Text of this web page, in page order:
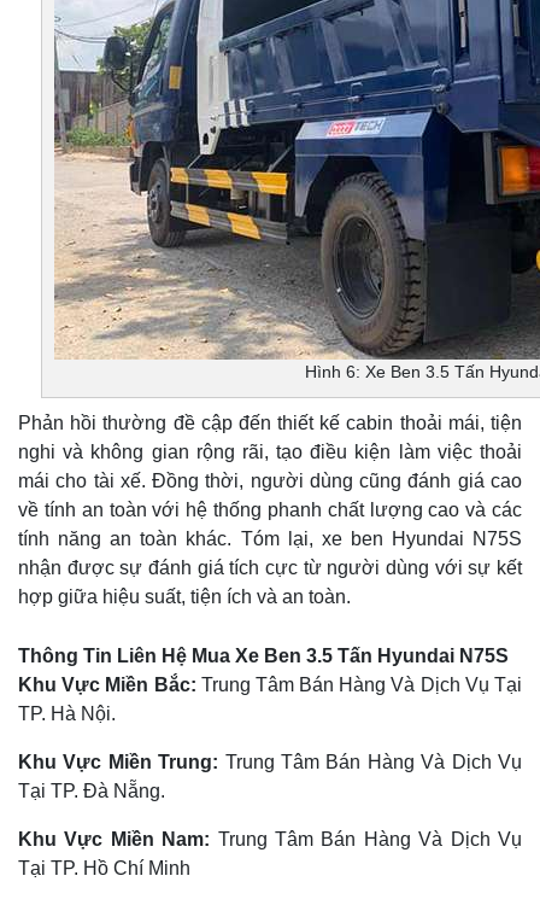
Hình 6: Xe Ben 3.5 Tấn
Phản hồi thường đề cập đến thiết kế cabin thoải mái, tiện
nghi và không gian rộng rãi, tạo điều kiện làm việc thoải
mái cho tài xế. Đồng thời, người dùng cũng đánh giá cao
về tính an toàn với hệ thống phanh chất lượng cao và các
tính năng an toàn khác. Tóm lại, xe ben Hyundai N75S
nhận được sự đánh giá tích cực từ người dùng với sự kết
hợp giữa hiệu suất, tiện ích và an toàn.
Thông Tin Liên Hệ Mua Xe Ben 3.5 Tấn Hyundai N75S
Khu Vực Miền Bắc: Trung Tâm Bán Hàng Và Dịch Vụ Tại
TP. Hà Nội.
Khu Vực Miền Trung: Trung Tâm Bán Hàng Và Dịch Vụ
Tại TP. Đà Nẵng.
Khu Vực Miền Nam: Trung Tâm Bán Hàng Và Dịch Vụ
Tại TP. Hồ Chí Minh